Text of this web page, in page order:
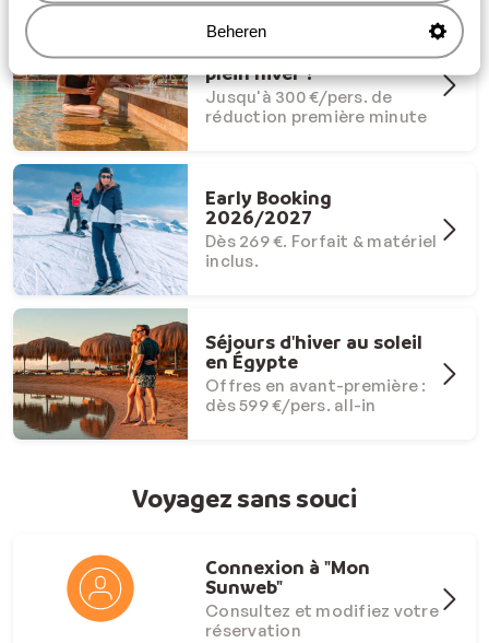
Beheren
Et si l'été s'invitait en
plein hiver ?
Jusqu'à 300 €/pers. de
réduction première minute
Early Booking
2026/2027
Dès 269 €. Forfait & matériel
inclus.
Séjours d'hiver au soleil
en Égypte
Offres en avant-première :
dès 599 €/pers. all-in
Voyagez sans souci
Connexion à "Mon
Sunweb"
Consultez et modifiez votre
réservation